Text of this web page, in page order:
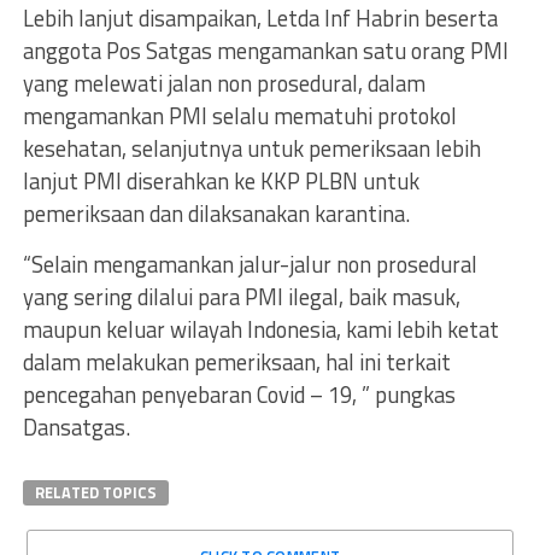
Lebih lanjut disampaikan, Letda Inf Habrin beserta
anggota Pos Satgas mengamankan satu orang PMI
yang melewati jalan non prosedural, dalam
mengamankan PMI selalu mematuhi protokol
kesehatan, selanjutnya untuk pemeriksaan lebih
lanjut PMI diserahkan ke KKP PLBN untuk
pemeriksaan dan dilaksanakan karantina.
“Selain mengamankan jalur-jalur non prosedural
yang sering dilalui para PMI ilegal, baik masuk,
maupun keluar wilayah Indonesia, kami lebih ketat
dalam melakukan pemeriksaan, hal ini terkait
pencegahan penyebaran Covid – 19, ” pungkas
Dansatgas.
RELATED TOPICS